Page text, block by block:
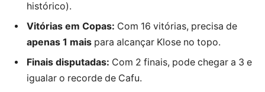
histórico).
Vitórias em Copas: Com 16 vitórias, precisa de
apenas 1 mais para alcançar Klose no topo.
Finais disputadas: Com 2 finais, pode chegar a 3 e
igualar o recorde de Cafu.